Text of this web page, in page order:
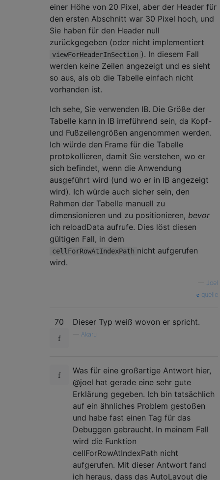
einer Höhe von 20 Pixel, aber der Header für
den ersten Abschnitt war 30 Pixel hoch, und
Sie haben für den Header null
zurückgegeben (oder nicht implementiert
viewForHeaderInSection ). In diesem Fall
werden keine Zeilen angezeigt und es sieht
so aus, als ob die Tabelle einfach nicht
vorhanden ist.
Ich sehe, Sie verwenden IB. Die Größe der
Tabelle kann in IB irreführend sein, da Kopf-
und Fußzeilengrößen angenommen werden.
Ich würde den Frame für die Tabelle
protokollieren, damit Sie verstehen, wo er
sich befindet, wenn die Anwendung
ausgeführt wird (und wo er in IB angezeigt
wird). Ich würde auch sicher sein, den
Rahmen der Tabelle manuell zu
dimensionieren und zu positionieren, bevor
ich reloadData aufrufe. Dies löst diesen
gültigen Fall, in dem
cellForRowAtIndexPath nicht aufgerufen
wird.
Joel
quelle
70 Dieser Typ weiß wovon er spricht.
Akaru
Was für eine großartige Antwort hier,
@joel hat gerade eine sehr gute
Erklärung gegeben. Ich bin tatsächlich
auf ein ähnliches Problem gestoßen
und habe fast einen Tag für das
Debuggen gebraucht. In meinem Fall
wird die Funktion
cellForRowAtIndexPath nicht
aufgerufen. Mit dieser Antwort fand
ich heraus, dass das AutoLayout die